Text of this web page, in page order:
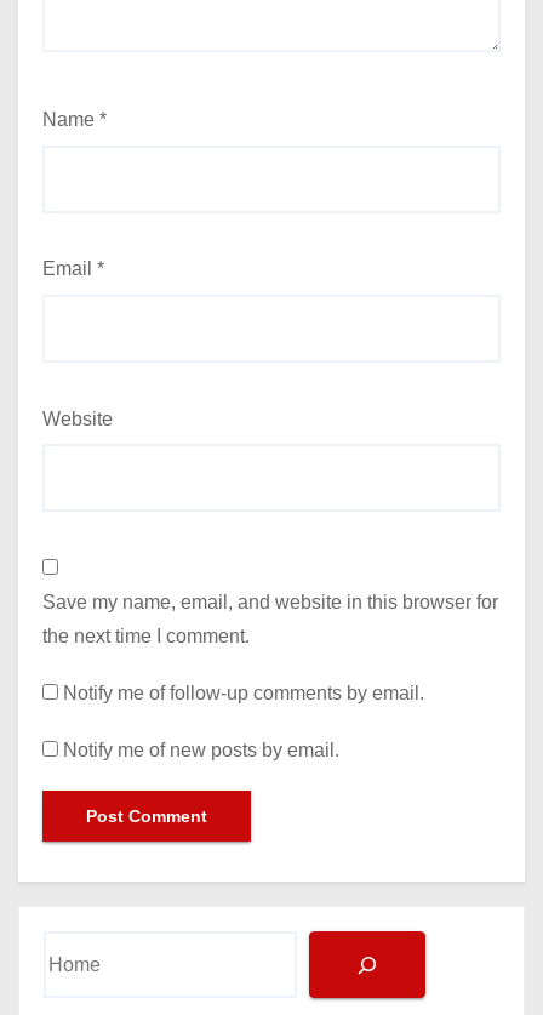
Name *
Email *
Website
Save my name, email, and website in this browser for
the next time I comment.
Notify me of follow-up comments by email.
Notify me of new posts by email.